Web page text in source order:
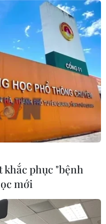
Quốc
du lịch
nổi
khắc phục "bệnh
mới